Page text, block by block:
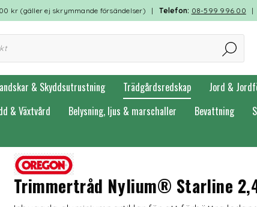
kr (gäller ej skrymmande försändelser) |Telefon: 08-599 996 00
& Skyddsutrustning Trädgårdsredskap Jord &
& Växtvård Belysning, ljus & marschaller Bevattning
Trimmertråd Nylium® Starline